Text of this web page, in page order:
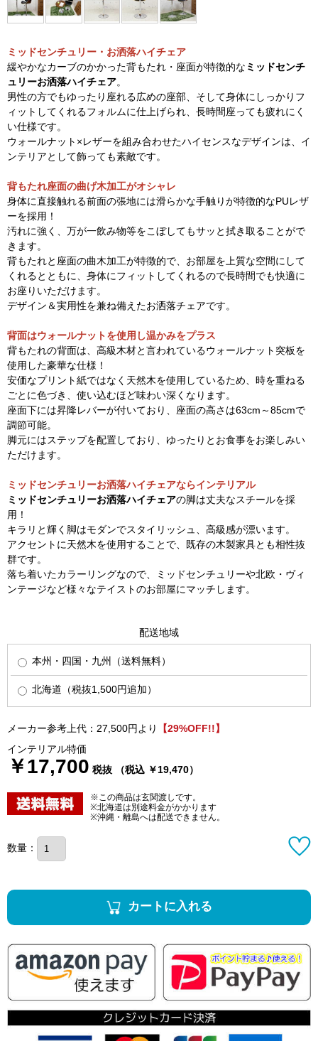
ミッドセンチュリー・お洒落ハイチェア
緩やかなカーブのかかった背もたれ・座面が特徴的な ミッドセンチ
ュリーお洒落ハイチェア。
男性の方でもゆったり座れる広めの座部、そして身体にしっかりフ
ィットしてくれるフォルムに仕上げられ、長時間座っても疲れにく
い仕様です。
ウォールナット×レザーを組み合わせたハイセンスなデザインは、イ
ンテリアとして飾っても素敵です。
背もたれ座面の曲げ木加工がオシャレ
身体に直接触れる前面の張地には滑らかな手触りが特徴的なPUレザ
ーを採用！
汚れに強く、万が一飲み物等をこぼしてもサッと拭き取ることがで
きます。
背もたれと座面の曲木加工が特徴的で、お部屋を上質な空間にして
くれるとともに、身体にフィットしてくれるので長時間でも快適に
お座りいただけます。
デザイン＆実用性を兼ね備えたお洒落チェアです。
背面はウォールナットを使用し温かみをプラス
背もたれの背面は、高級木材と言われているウォールナット突板を
使用した豪華な仕様！
安価なプリント紙ではなく天然木を使用しているため、時を重ねる
ごとに色づき、使い込むほど味わい深くなります。
座面下には昇降レバーが付いており、座面の高さは63cm～85cmで
調節可能。
脚元にはステップを配置しており、ゆったりとお食事をお楽しみい
ただけます。
ミッドセンチュリーお洒落ハイチェアならインテリアル
ミッドセンチュリーお洒落ハイチェアの脚は丈夫なスチールを採
用！
キラリと輝く脚はモダンでスタイリッシュ、高級感が漂います。
アクセントに天然木を使用することで、既存の木製家具とも相性抜
群です。
落ち着いたカラーリングなので、ミッドセンチュリーや北欧・ヴィ
ンテージなど様々なテイストのお部屋にマッチします。
配送地域
本州・四国・九州（送料無料）
北海道（税抜1,500円追加）
メーカー参考上代：27,500円より
【29%OFF!!】
インテリアル特価
￥17,700 税抜 （税込 ￥19,470）
※この商品は玄関渡しです。
※北海道は別途料金がかかります
※沖縄・離島へは配送できません。
数量：
カートに入れる